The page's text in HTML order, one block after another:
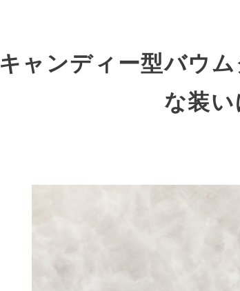
キャンディー型バウ
な装